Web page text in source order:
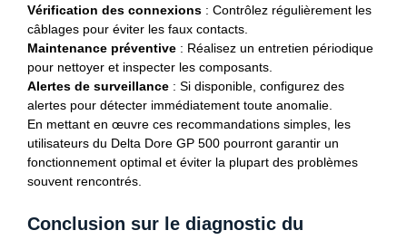
Vérification des connexions : Contrôlez régulièrement les
câblages pour éviter les faux contacts.
Maintenance préventive : Réalisez un entretien périodique
pour nettoyer et inspecter les composants.
Alertes de surveillance : Si disponible, configurez des
alertes pour détecter immédiatement toute anomalie.
En mettant en œuvre ces recommandations simples, les
utilisateurs du Delta Dore GP 500 pourront garantir un
fonctionnement optimal et éviter la plupart des problèmes
souvent rencontrés.
Conclusion sur le diagnostic du